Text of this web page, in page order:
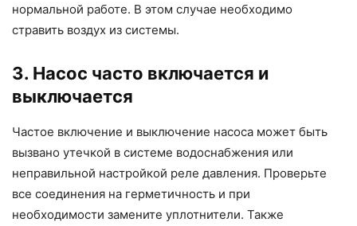
нормальной работе. В этом случае необходимо
стравить воздух из системы.
3. Насос часто включается и
выключается
Частое включение и выключение насоса может быть
вызвано утечкой в системе водоснабжения или
неправильной настройкой реле давления. Проверьте
все соединения на герметичность и при
необходимости замените уплотнители. Также